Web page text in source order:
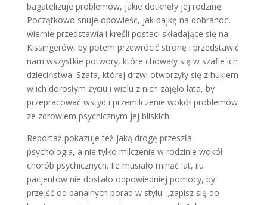
bagatelizuje problemów, jakie dotknęły jej rodzinę.
Początkowo snuje opowieść, jak bajkę na dobranoc,
wiernie przedstawia i kreśli postaci składające się na
Kissingerów, by potem przewrócić stronę i przedstawić
nam wszystkie potwory, które chowały się w szafie ich
dzieciństwa. Szafa, której drzwi otworzyły się z hukiem
w ich dorosłym życiu i wielu z nich zajęło lata, by
przepracować wstyd i przemilczenie wokół problemów
ze zdrowiem psychicznym jej bliskich.
Reportaż pokazuje też jaką drogę przeszła
psychologia, a nie tylko milczenie w rodzinie wokół
chorób psychicznych. Ile musiało minąć lat, ilu
pacjentów nie dostało odpowiedniej pomocy, by
przejść od banalnych porad w stylu: „zapisz się do